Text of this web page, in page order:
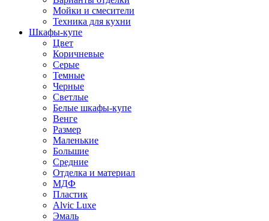
Мойки и смесители
Техника для кухни
Шкафы-купе
Цвет
Коричневые
Серые
Темные
Черные
Светлые
Белые шкафы-купе
Венге
Размер
Маленькие
Большие
Средние
Отделка и материал
МДФ
Пластик
Alvic Luxe
Эмаль